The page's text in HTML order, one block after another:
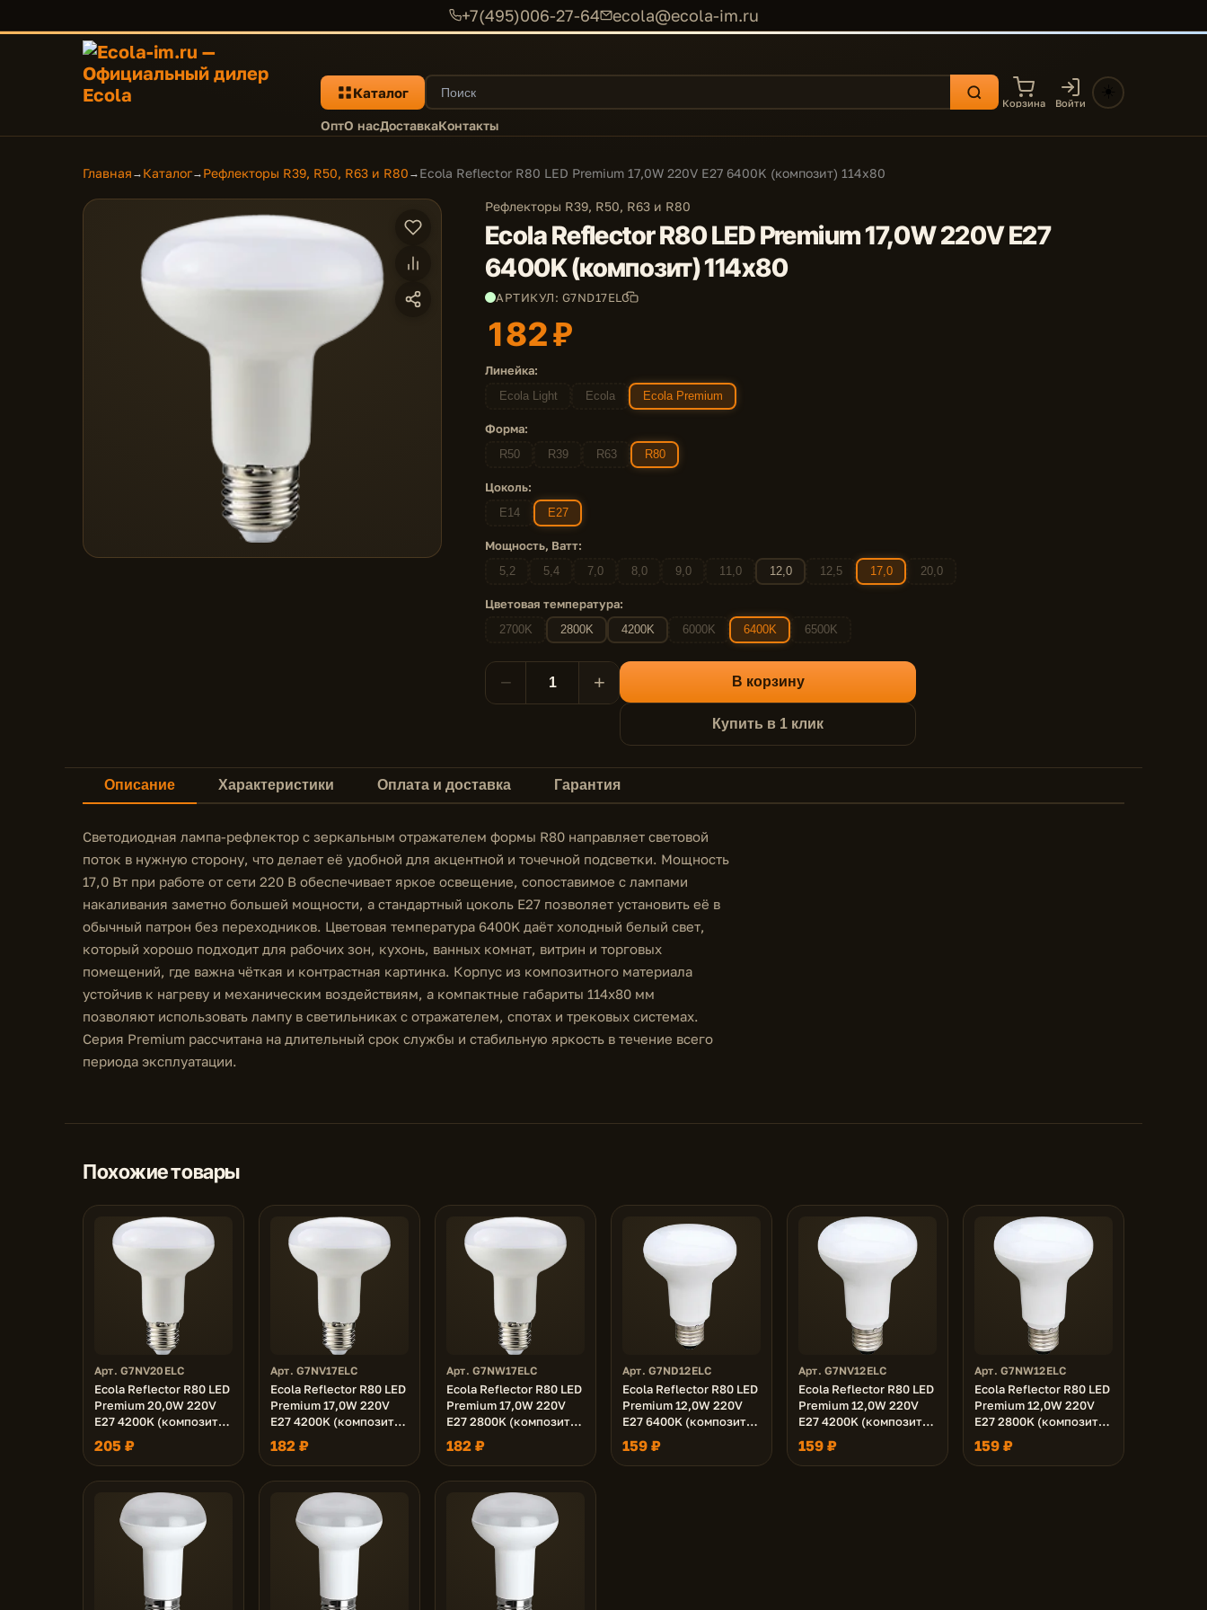
+7(495)006-27-64 ecola@ecola-im.ru
Каталог
Корзина Войти
ОптО насДоставкаКонтакты
Главная → Каталог→ Рефлекторы R39, R50, R63 и R80 → Ecola Reflector R80 LED Premium 17,0W 220V E27 6400K (композит) 114x80
Рефлекторы R39, R50, R63 и R80
Ecola Reflector R80 LED Premium 17,0W 220V E27
6400K (композит) 114x80
АРТИКУЛ: G7ND17ELC
182 ₽
Линейка:
Ecola Light Ecola Ecola Premium
Форма:
R50 R39 R63 R80
Цоколь:
E14 E27
Мощность, Ватт:
5,2 5,4 7,0 8,0 9,0 11,0 12,0 12,5 17,0 20,0
Цветовая температура:
2700K 2800K 4200K 6000K 6400K 6500K
− + В корзину
Купить в 1 клик
Описание Характеристики Оплата и доставка Гарантия
Светодиодная лампа-рефлектор с зеркальным отражателем формы R80 направляет световой
поток в нужную сторону, что делает её удобной для акцентной и точечной подсветки. Мощность
17,0 Вт при работе от сети 220 В обеспечивает яркое освещение, сопоставимое с лампами
накаливания заметно большей мощности, а стандартный цоколь E27 позволяет установить её в
обычный патрон без переходников. Цветовая температура 6400K даёт холодный белый свет,
который хорошо подходит для рабочих зон, кухонь, ванных комнат, витрин и торговых
помещений, где важна чёткая и контрастная картинка. Корпус из композитного материала
устойчив к нагреву и механическим воздействиям, а компактные габариты 114x80 мм
позволяют использовать лампу в светильниках с отражателем, спотах и трековых системах.
Серия Premium рассчитана на длительный срок службы и стабильную яркость в течение всего
периода эксплуатации.
Похожие товары
Арт. G7NV20ELC
Ecola Reflector R80 LED
Premium 20,0W 220V
E27 4200K (композит)
114x80
205 ₽
Арт. G7NV17ELC
Ecola Reflector R80 LED
Premium 17,0W 220V
E27 4200K (композит)
114x80
182 ₽
Арт. G7NW17ELC
Ecola Reflector R80 LED
Premium 17,0W 220V
E27 2800K (композит)
114x80
182 ₽
Арт. G7ND12ELC
Ecola Reflector R80 LED
Premium 12,0W 220V
E27 6400K (композит)
114x80
159 ₽
Арт. G7NV12ELC
Ecola Reflector R80 LED
Premium 12,0W 220V
E27 4200K (композит)
114x80
159 ₽
Арт. G7NW12ELC
Ecola Reflector R80 LED
Premium 12,0W 220V
E27 2800K (композит)
114x80
159 ₽